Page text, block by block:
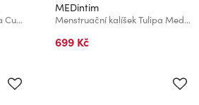
Menstruační kalíšek Merula Cup Fox
MEDintim
Menstruační kalíšek Tulipa Medintim
699 Kč